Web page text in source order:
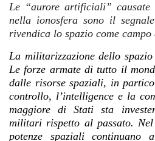
Le “aurore artificiali” causate
nella ionosfera sono il
rivendica lo spazio come campo
La militarizzazione dello
Le forze armate di tutto il
dalle risorse spaziali, in
controllo, l’intelligence e la
maggiore di Stati sta
militari rispetto al passato.
potenze spaziali continuano